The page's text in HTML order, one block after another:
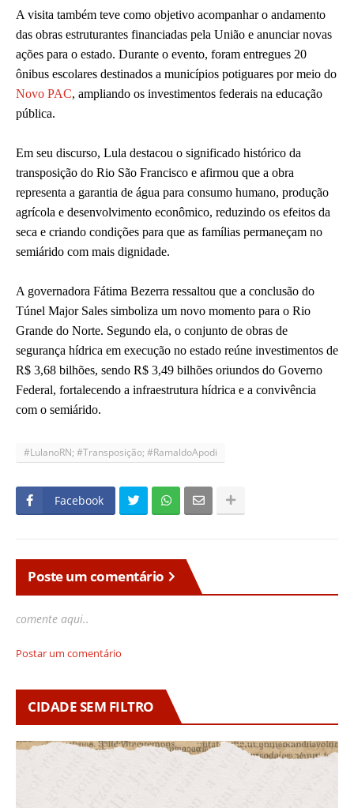
A visita também teve como objetivo acompanhar o andamento
das obras estruturantes financiadas pela União e anunciar novas
ações para o estado. Durante o evento, foram entregues 20
ônibus escolares destinados a municípios potiguares por meio do
Novo PAC, ampliando os investimentos federais na educação
pública.
Em seu discurso, Lula destacou o significado histórico da
transposição do Rio São Francisco e afirmou que a obra
representa a garantia de água para consumo humano, produção
agrícola e desenvolvimento econômico, reduzindo os efeitos da
seca e criando condições para que as famílias permaneçam no
semiárido com mais dignidade.
A governadora Fátima Bezerra ressaltou que a conclusão do
Túnel Major Sales simboliza um novo momento para o Rio
Grande do Norte. Segundo ela, o conjunto de obras de
segurança hídrica em execução no estado reúne investimentos de
R$ 3,68 bilhões, sendo R$ 3,49 bilhões oriundos do Governo
Federal, fortalecendo a infraestrutura hídrica e a convivência
com o semiárido.
#LulanoRN; #Transposição; #RamaldoApodi
Facebook
Poste um comentário
comente aqui..
Postar um comentário
CIDADE SEM FILTRO